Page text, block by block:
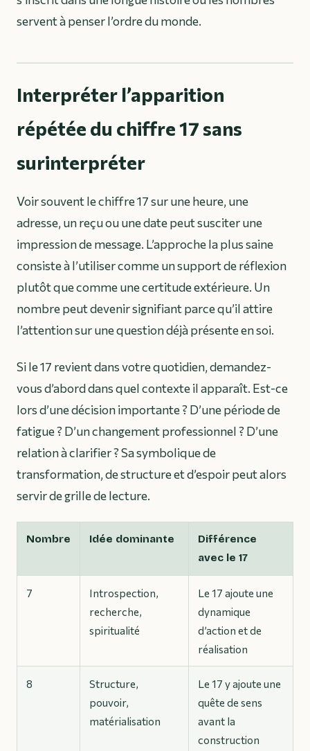
servent à penser l’ordre du monde.
Interpréter l’apparition
répétée du chiffre 17 sans
surinterpréter
Voir souvent le chiffre 17 sur une heure, une
adresse, un reçu ou une date peut susciter une
impression de message. L’approche la plus saine
consiste à l’utiliser comme un support de réflexion
plutôt que comme une certitude extérieure. Un
nombre peut devenir signifiant parce qu’il attire
l’attention sur une question déjà présente en soi.
Si le 17 revient dans votre quotidien, demandez-
vous d’abord dans quel contexte il apparaît. Est-ce
lors d’une décision importante ? D’une période de
fatigue ? D’un changement professionnel ? D’une
relation à clarifier ? Sa symbolique de
transformation, de structure et d’espoir peut alors
servir de grille de lecture.
Nombre Idée dominante
Différence
avec le 17
7
Introspection,
recherche,
spiritualité
Le 17 ajoute une
dynamique
d’action et de
réalisation
8
Structure,
pouvoir,
matérialisation
Le 17 y ajoute une
quête de sens
avant la
construction